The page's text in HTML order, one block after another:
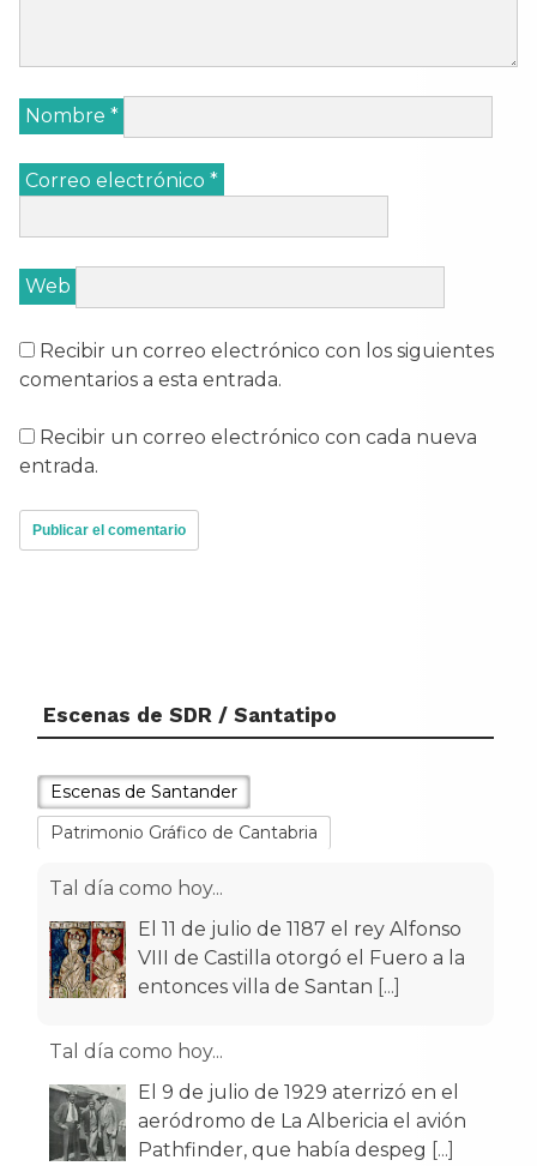
Nombre *
Correo electrónico *
Web
Recibir un correo electrónico con los siguientes
comentarios a esta entrada.
Recibir un correo electrónico con cada nueva
entrada.
Escenas de SDR / Santatipo
Escenas de Santander
Patrimonio Gráfico de Cantabria
Tal día como hoy...
El 11 de julio de 1187 el rey Alfonso
VIII de Castilla otorgó el Fuero a la
entonces villa de Santan [...]
Tal día como hoy...
El 9 de julio de 1929 aterrizó en el
aeródromo de La Albericia el avión
Pathfinder, que había despeg [...]